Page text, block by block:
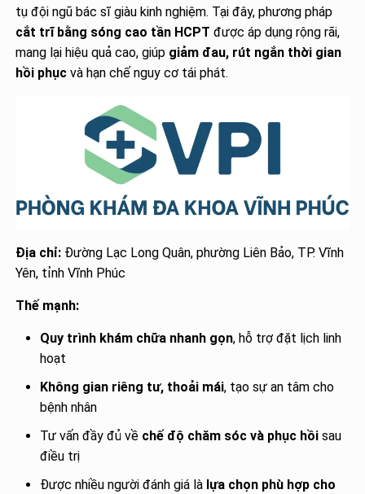
tụ đội ngũ bác sĩ giàu kinh nghiệm. Tại đây, phương pháp
cắt trĩ bằng sóng cao tần HCPT được áp dụng rộng rãi,
mang lại hiệu quả cao, giúp giảm đau, rút ngắn thời gian
hồi phục và hạn chế nguy cơ tái phát.
Địa chỉ: Đường Lạc Long Quân, phường Liên Bảo, TP. Vĩnh
Yên, tỉnh Vĩnh Phúc
Thế mạnh:
Quy trình khám chữa nhanh gọn, hỗ trợ đặt lịch linh
hoạt
Không gian riêng tư, thoải mái, tạo sự an tâm cho
bệnh nhân
Tư vấn đầy đủ về chế độ chăm sóc và phục hồi sau
điều trị
Được nhiều người đánh giá là lựa chọn phù hợp cho